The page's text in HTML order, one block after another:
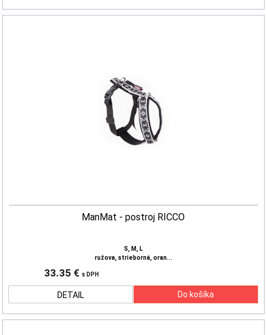
ManMat - postroj RICCO
S, M, L
ružova, strieborná, oran...
33.35 € s DPH
DETAIL